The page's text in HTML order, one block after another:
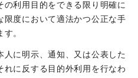
利用目的をできる限り明確に
限度において適法かつ公正な手
。
に明示、通知、又は公表した
に反する目的外利用を行なわ